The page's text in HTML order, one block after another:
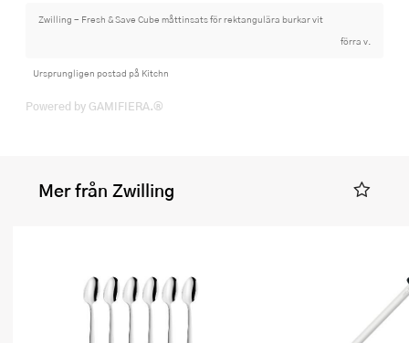
Zwilling - Fresh & Save Cube måttinsats för rektangulära burkar vit
förra v.
Ursprungligen postad på Kitchn
Powered by GAMIFIERA.®
Mer från Zwilling